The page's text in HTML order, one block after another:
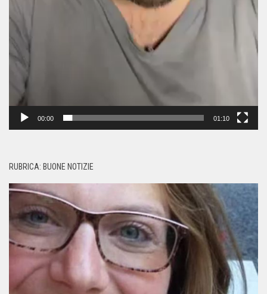
00:00 01:10
RUBRICA: BUONE NOTIZIE